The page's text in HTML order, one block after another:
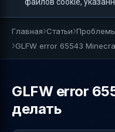
Главная Статьи
GLFW error 65543
GLFW error
делать